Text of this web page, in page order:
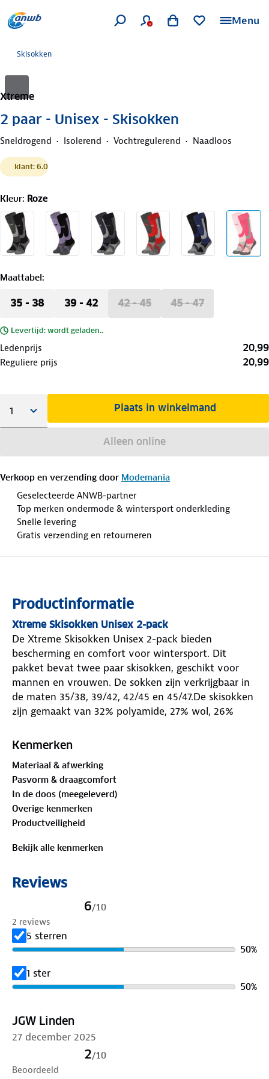
Menu
Skisokken
Xtreme
2 paar - Unisex - Skisokken
Sneldrogend Isolerend Vochtregulerend Naadloos
klant: 6.0
Kleur: Roze
Maattabel:
35 - 38 39 - 42 42 - 45 45 - 47
Levertijd: wordt geladen..
Ledenprijs 20,99
Reguliere prijs 20,99
Plaats in winkelmand
Alleen online
Verkoop en verzending door Modemania
Geselecteerde ANWB-partner
Top merken ondermode & wintersport onderkleding
Snelle levering
Gratis verzending en retourneren
Productinformatie
Xtreme Skisokken Unisex 2-pack
De Xtreme Skisokken Unisex 2-pack bieden
bescherming en comfort voor wintersport. Dit
pakket bevat twee paar skisokken, geschikt voor
mannen en vrouwen. De sokken zijn verkrijgbaar in
de maten 35/38, 39/42, 42/45 en 45/47.De skisokken
zijn gemaakt van 32% polyamide, 27% wol, 26%
ideale vochtregulatie en warmtebehoud. Polyamide
terwijl polypropyleen zorgt voor ademend
vermogen. De badstofvlakken op de kuit, scheen en
enkel bieden extra bescherming tegen schuren. De
skisokken zijn geschikt voor diverse
wintersportomstandigheden.
pack.
Inhoud: 2 paar skisokken
: Verkrijgbaar in diverse kleuren
Maat
Materiaal
/ 15% Polypropeen
Kenmerken
Materiaal & afwerking
Pasvorm & draagcomfort
In de doos (meegeleverd)
Overige kenmerken
Productveiligheid
Bekijk alle kenmerken
Reviews
6/10
2 reviews
5 sterren
50%
1 ster
50%
JGW Linden
27 december 2025
2/10
Beoordeeld